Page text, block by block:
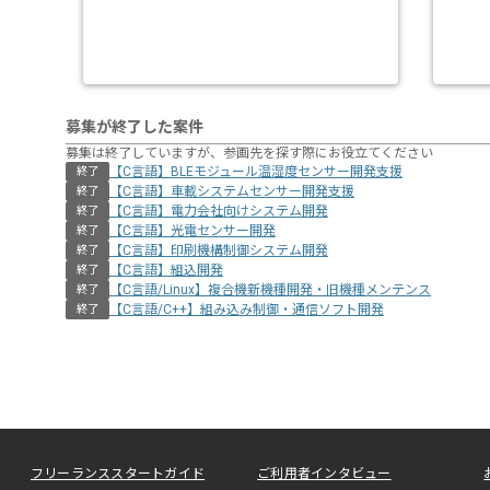
募集が終了した案件
募集は終了していますが、参画先を探す際にお役立てください
終了 【C言語】BLEモジュール温湿度センサー開発支援
終了 【C言語】車載システムセンサー開発支援
終了 【C言語】電力会社向けシステム開発
終了 【C言語】光電センサー開発
終了 【C言語】印刷機構制御システム開発
終了 【C言語】組込開発
終了 【C言語/Linux】複合機新機種開発・旧機種メンテンス
終了 【C言語/C++】組み込み制御・通信ソフト開発
フリーランススタートガイド ご利用者インタビュー